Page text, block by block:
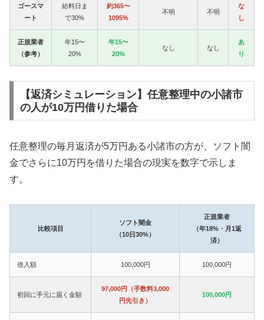
ゴースマ
ート
給料日ま
で30%
約365〜
1095%
不明 不明
な
し
正規業者
（参考）
年15〜
20%
年15〜
20%
なし なし
あ
り
【返済シミュレーション】任意整理中の小諸市
の人が10万円借りた場合
任意整理の毎月返済が5万円ある小諸市の方が、ソフト闇
金でさらに10万円を借りた場合の現実を数字で示しま
す。
比較項目
ソフト闇金
（10日30%）
正規業者
（年18%・月1返
済）
借入額 100,000円 100,000円
初回に手元に届く金額
97,000円（手数料3,000
円先引き）
100,000円